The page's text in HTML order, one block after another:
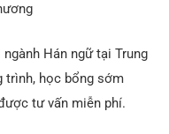
Hán ngữ tại Trung
trình, học bổng sớm
tư vấn miễn phí.